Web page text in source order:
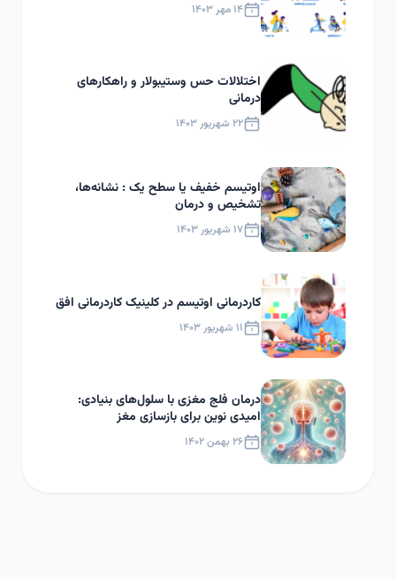
۱۴ مهر ۱۴۰۳
اختلالات حس وستیبولار و راهکارهای
درمانی
۲۲ شهریور ۱۴۰۳
اوتیسم خفیف یا سطح یک : نشانه‌ها،
تشخیص و درمان
۱۷ شهریور ۱۴۰۳
کاردرمانی اوتیسم در کلینیک کاردرمانی افق
۱۱ شهریور ۱۴۰۳
درمان فلج مغزی با سلول‌های بنیادی:
امیدی نوین برای بازسازی مغز
۲۶ بهمن ۱۴۰۲